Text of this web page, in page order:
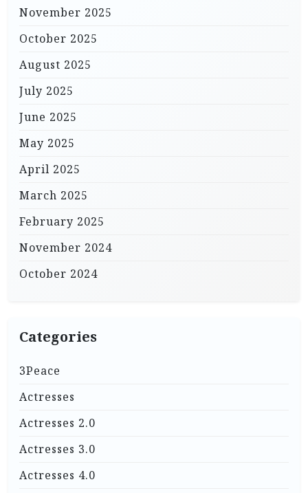
November 2025
October 2025
August 2025
July 2025
June 2025
May 2025
April 2025
March 2025
February 2025
November 2024
October 2024
Categories
3Peace
Actresses
Actresses 2.0
Actresses 3.0
Actresses 4.0